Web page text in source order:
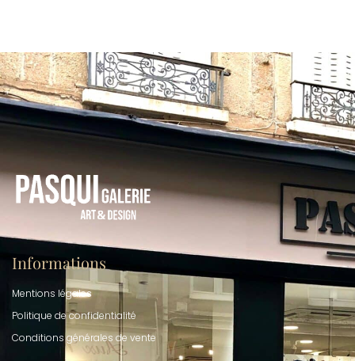
Informations
Mentions légales
Politique de confidentialité
Conditions générales de vente